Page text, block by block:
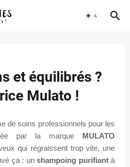
et équilibrés ?
Mulato !
de soins professionnels pour les
par la marque MULATO
qui régraissent trop vite, une
ça : unshampoing purifiantà